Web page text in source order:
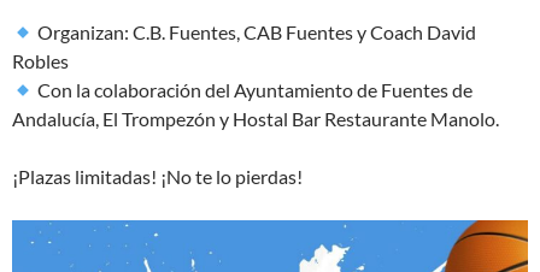
Organizan: C.B. Fuentes, CAB Fuentes y Coach David
Robles
Con la colaboración del Ayuntamiento de Fuentes de
Andalucía, El Trompezón y Hostal Bar Restaurante Manolo.
¡Plazas limitadas! ¡No te lo pierdas!